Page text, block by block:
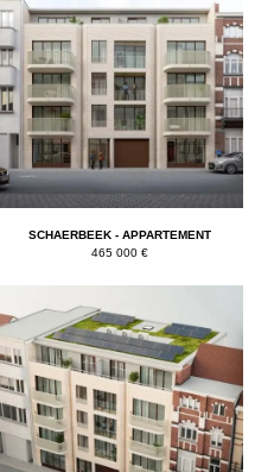
SCHAERBEEK - APPARTEMENT
465 000 €